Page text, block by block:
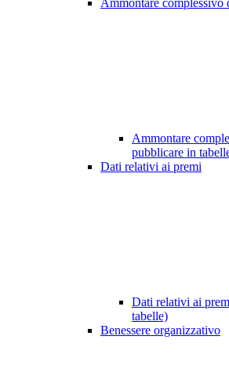
Ammontare complessivo
Ammontare
pubblicare in
Dati relativi ai premi
Dati relativi ai
tabelle)
Benessere organizzativo